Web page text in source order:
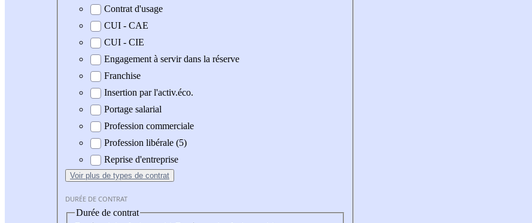
Contrat d'usage
CUI - CAE
CUI - CIE
Engagement à servir dans la réserve
Franchise
Insertion par l'activ.éco.
Portage salarial
Profession commerciale
Profession libérale (5)
Reprise d'entreprise
Voir plus de types de contrat
DURÉE DE CONTRAT
Durée de contrat